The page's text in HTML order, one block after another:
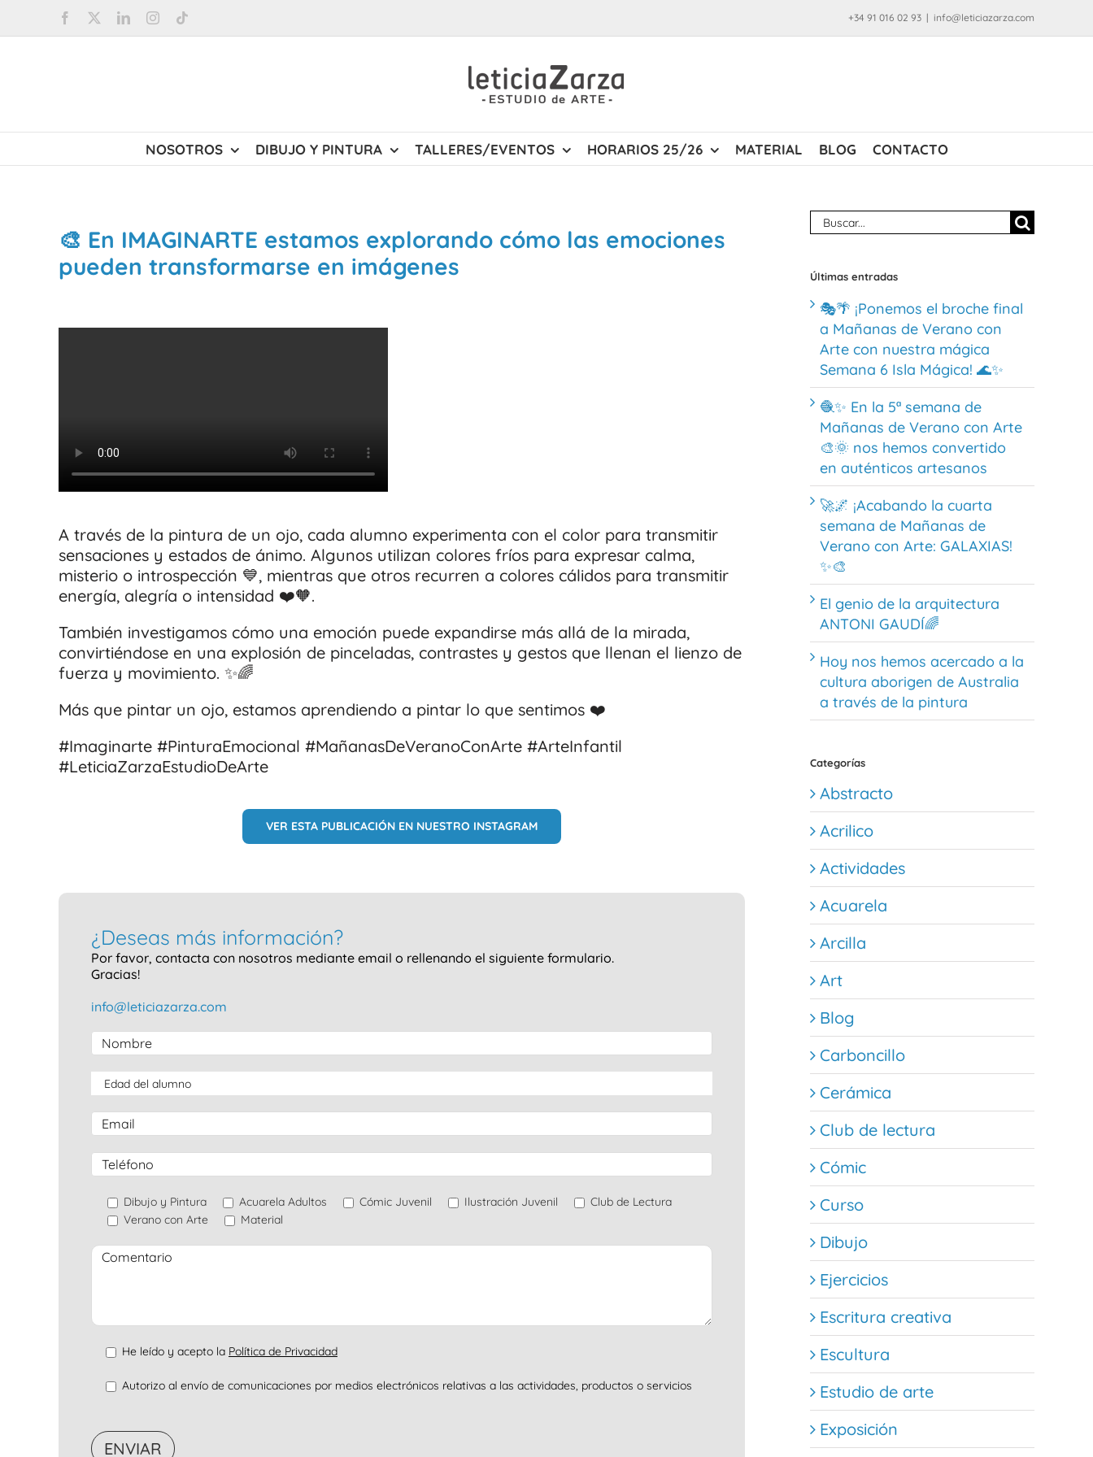
Facebook LinkedInInstagram +34 91 016 02 93 | info@leticiazarza.com
NOSOTROS DIBUJO Y PINTURA TALLERES/EVENTOS HORARIOS 25/26 MATERIAL BLOG CONTACTO
🎨 En IMAGINARTE estamos explorando cómo las emociones
pueden transformarse en imágenes
A través de la pintura de un ojo, cada alumno experimenta con el color para transmitir
sensaciones y estados de ánimo. Algunos utilizan colores fríos para expresar calma,
misterio o introspección 💙, mientras que otros recurren a colores cálidos para transmitir
energía, alegría o intensidad ❤️🧡.
También investigamos cómo una emoción puede expandirse más allá de la mirada,
convirtiéndose en una explosión de pinceladas, contrastes y gestos que llenan el lienzo de
fuerza y movimiento. ✨🌈
Más que pintar un ojo, estamos aprendiendo a pintar lo que sentimos ❤️
#Imaginarte #PinturaEmocional #MañanasDeVeranoConArte #ArteInfantil
#LeticiaZarzaEstudioDeArte
VER ESTA PUBLICACIÓN EN NUESTRO INSTAGRAM
¿Deseas más información?
Por favor, contacta con nosotros mediante email o rellenando el siguiente formulario.
Gracias!
info@leticiazarza.com
Dibujo y Pintura Acuarela Adultos Cómic Juvenil Ilustración Juvenil
Club de Lectura
Verano con Arte
Material
He leído y acepto la Política de Privacidad
Autorizo al envío de comunicaciones por medios electrónicos relativas a las actividades, productos o servicios
Buscar:
Últimas entradas
🎭🌴 ¡Ponemos el broche final
a Mañanas de Verano con
Arte con nuestra mágica
Semana 6 Isla Mágica! 🌊✨
🧶✨ En la 5ª semana de
Mañanas de Verano con Arte
🎨🌞 nos hemos convertido
en auténticos artesanos
🚀🌌 ¡Acabando la cuarta
semana de Mañanas de
Verano con Arte: GALAXIAS!
✨🎨
El genio de la arquitectura
ANTONI GAUDÍ🌈
Hoy nos hemos acercado a la
cultura aborigen de Australia
a través de la pintura
Categorías
Abstracto
Acrilico
Actividades
Acuarela
Arcilla
Art
Blog
Carboncillo
Cerámica
Club de lectura
Cómic
Curso
Dibujo
Ejercicios
Escritura creativa
Escultura
Estudio de arte
Exposición